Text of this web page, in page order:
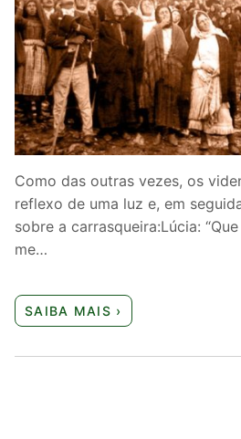
Santo do Dia
Quem somos nós
Como das outras vezes, os
reflexo de uma luz e, em
sobre a carrasqueira:Lúcia:
me…
SAIBA MAIS ›